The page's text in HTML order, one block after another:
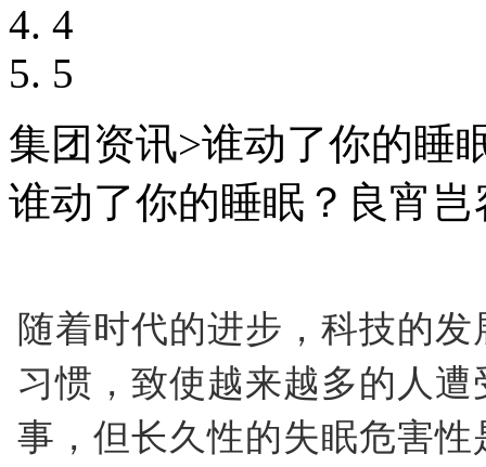
4
5
集团资讯>谁动了你的睡
谁动了你的睡眠？良宵
随着时代的进步，科技的
习惯，致使越来越多的人
事，但长久性的失眠危害